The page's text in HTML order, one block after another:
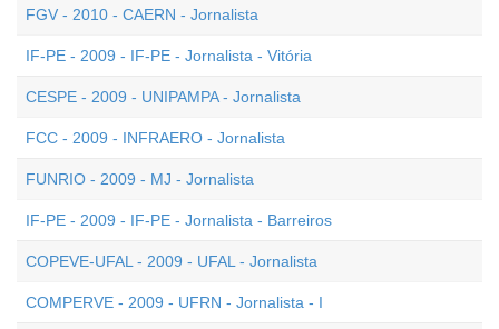
FGV - 2010 - CAERN - Jornalista
IF-PE - 2009 - IF-PE - Jornalista - Vitória
CESPE - 2009 - UNIPAMPA - Jornalista
FCC - 2009 - INFRAERO - Jornalista
FUNRIO - 2009 - MJ - Jornalista
IF-PE - 2009 - IF-PE - Jornalista - Barreiros
COPEVE-UFAL - 2009 - UFAL - Jornalista
COMPERVE - 2009 - UFRN - Jornalista - I